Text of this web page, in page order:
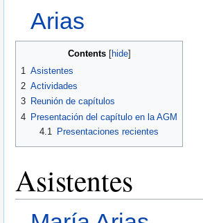
Arias
Contents
1
Asistentes
2 Actividades
3 Reunión de capítulos
4 Presentación del capítulo en la AGM
4.1
Presentaciones recientes
Asistentes